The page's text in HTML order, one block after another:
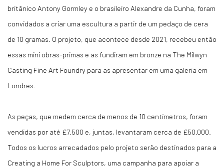
britânico Antony Gormley e o brasileiro Alexandre da Cunha, foram
convidados a criar uma escultura a partir de um pedaço de cera
de 10 gramas. O projeto, que acontece desde 2021, recebeu então
essas mini obras-primas e as fundiram em bronze na The Milwyn
Casting Fine Art Foundry para as apresentar em uma galeria em
Londres.
As peças, que medem cerca de menos de 10 centímetros, foram
vendidas por até £7.500 e, juntas, levantaram cerca de £50.000.
Todos os lucros arrecadados pelo projeto serão destinados para a
Creating a Home For Sculptors, uma campanha para apoiar a